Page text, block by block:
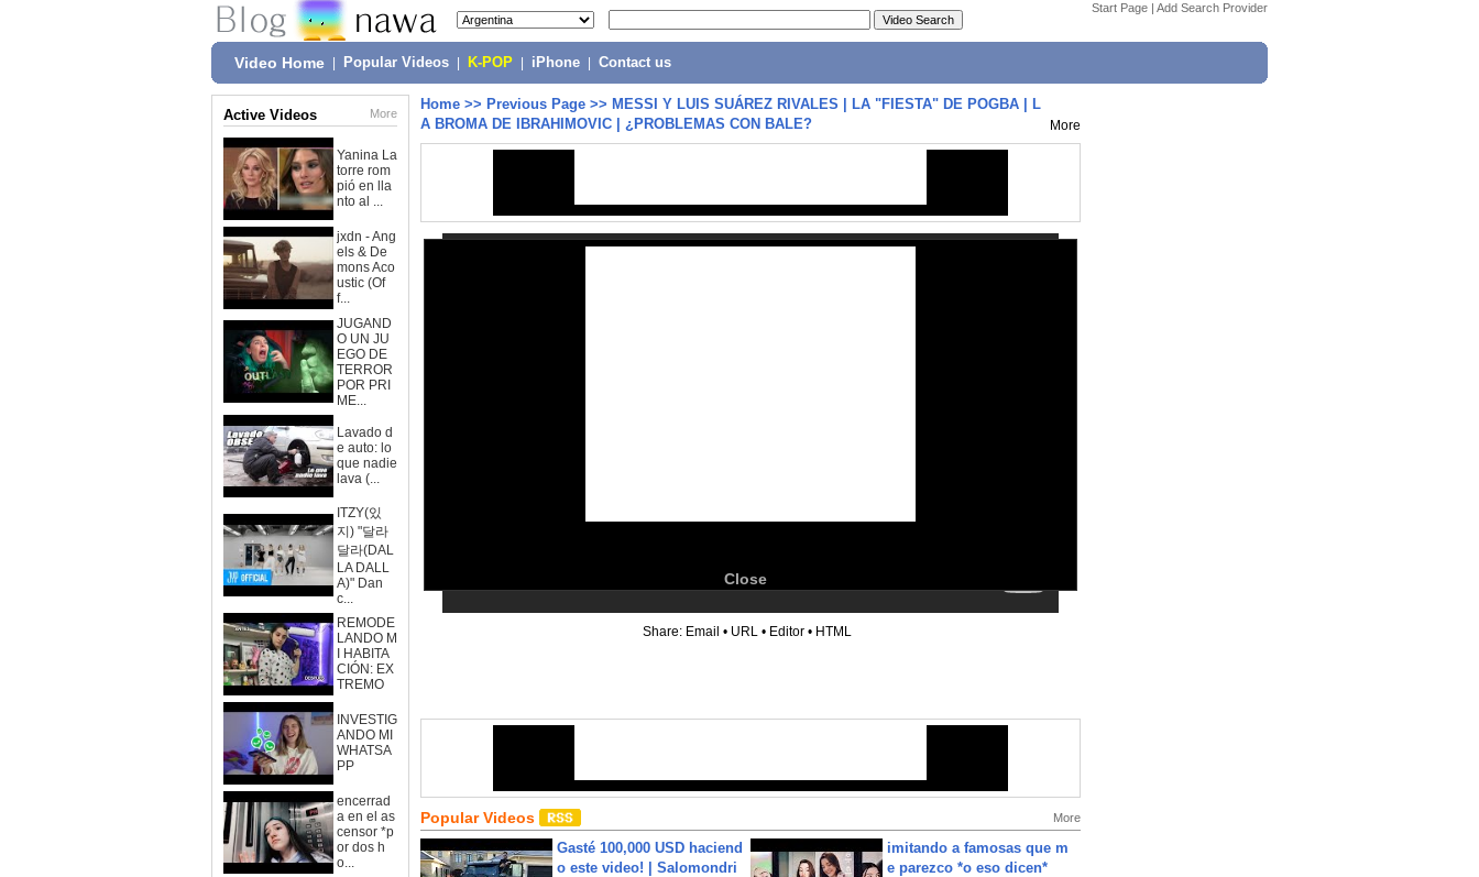
Start Page | Add Search Provider
Video Home Popular Videos K-POP iPhone Contact us
Active Videos More
Yanina La
torre rom
pió en lla
nto al ...
jxdn - Ang
els & De
mons Aco
ustic (Of
f...
JUGAND
O UN JU
EGO DE
TERROR
POR PRI
ME...
Lavado d
e auto: lo
que nadie
lava (...
ITZY(있
지) "달라
달라(DAL
LA DALL
A)" Dan
c...
REMODE
LANDO M
I HABITA
CIÓN: EX
TREMO
INVESTIG
ANDO MI
WHATSA
PP
encerrad
a en el as
censor *p
or dos h
o...
Home >> Previous Page >> MESSI Y LUIS SUÁREZ RIVALES | LA "FIESTA" DE POGBA | L
A BROMA DE IBRAHIMOVIC | ¿PROBLEMAS CON BALE?
More
Close
Share: Email • URL • Editor • HTML
Popular Videos More
Gasté 100,000 USD haciend
o este video! | Salomondri
imitando a famosas que m
e parezco *o eso dicen*